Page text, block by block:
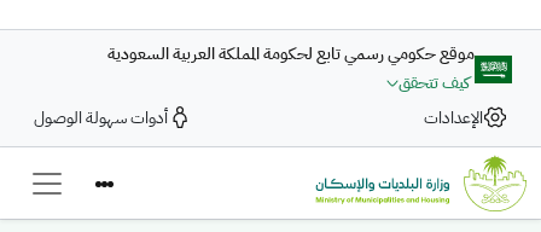
موقع حكومي رسمي تابع لحكومة المملكة العربية السعودية
كيف تتحقق
الإعدادات
أدوات سهولة الوصول